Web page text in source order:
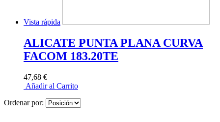
Vista rápida
ALICATE PUNTA PLANA CURVA
FACOM 183.20TE
47,68 €
Añadir al Carrito
Ordenar por: